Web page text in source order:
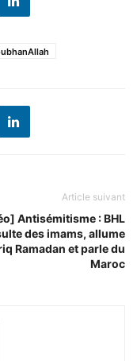
Article suivant
Antisémitisme : BHL
des imams, allume
Ramadan et parle du
Maroc